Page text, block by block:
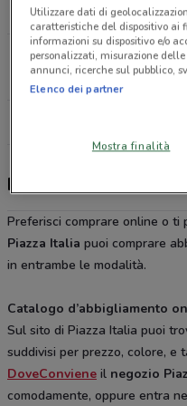
11.5 km
C.C. Domus Roma
15.8 km
Piazza Italia, offerte e
Preferisci comprare online o ti
Piazza Italia puoi comprare
in entrambe le modalità.
Catalogo d’abbigliamento
Sul sito di Piazza Italia puoi
suddivisi per prezzo, colore, e
DoveConviene il negozio
comodamente, oppure entra
Utilizzare dati di
caratteristiche del dispositivo ai
informazioni su dispositivo e/o
personalizzati, misurazione
annunci, ricerche sul pubblico,
Elenco dei partner
Mostra finalità